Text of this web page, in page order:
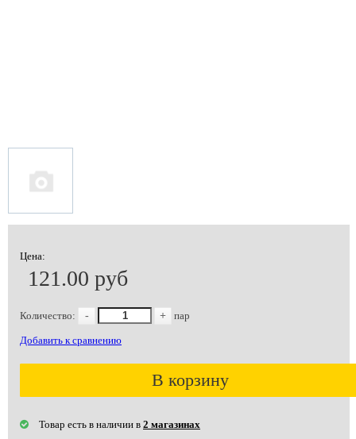
Цена:
121.00 руб
Количество: - + пар
Добавить к сравнению
В корзину
Товар есть в наличии в 2 магазинах